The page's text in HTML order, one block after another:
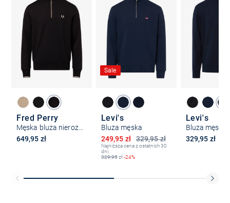
Fred Perry
Męska bluza nierozpinana
649,95 zł
Sale
Levi's
Bluza męska
329,95 zł
Obniżona cena
249,95 zł
Najniższa cena z ostatnich 30
dni:
329,95zł-24%
Levi's
Bluza męska
329,95 zł